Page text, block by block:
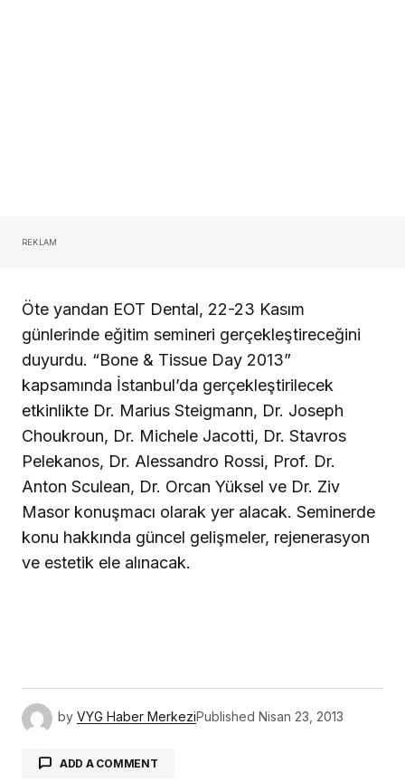
REKLAM
Öte yandan EOT Dental, 22-23 Kasım
günlerinde eğitim semineri gerçekleştireceğini
duyurdu. “Bone & Tissue Day 2013”
kapsamında İstanbul’da gerçekleştirilecek
etkinlikte Dr. Marius Steigmann, Dr. Joseph
Choukroun, Dr. Michele Jacotti, Dr. Stavros
Pelekanos, Dr. Alessandro Rossi, Prof. Dr.
Anton Sculean, Dr. Orcan Yüksel ve Dr. Ziv
Masor konuşmacı olarak yer alacak. Seminerde
konu hakkında güncel gelişmeler, rejenerasyon
ve estetik ele alınacak.
by VYG Haber MerkeziPublished Nisan 23, 2013
ADD A COMMENT